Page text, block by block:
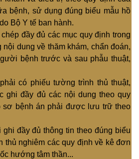
bệnh, sử dụng đúng biểu mẫu hồ
Bộ Y tế ban hành.
đầy đủ các mục quy định trong
dung về thăm khám, chẩn đoán,
bệnh trước và sau phẫu thuật,
có phiếu tường trình thủ thuật,
ghi đầy đủ các nội dung theo quy
sơ bệnh án phải được lưu trữ theo
ghi đầy đủ thông tin theo đúng biểu
thủ nghiêm các quy định về kê đơn
hướng tâm thần...